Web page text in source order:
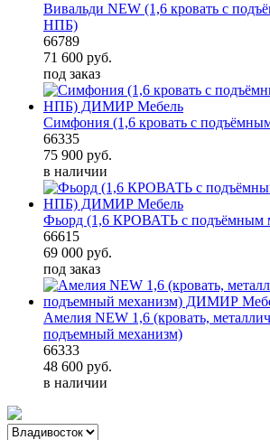
Вивальди NEW (1,6 кровать с
НПБ)
66789
71 600 руб.
под заказ
Симфония (1,6 кровать с
66335
75 900 руб.
в наличии
Фьорд (1,6 КРОВАТЬ с подъёмным
66615
69 000 руб.
под заказ
Амелия NEW 1,6 (кровать,
подъемный механизм)
66333
48 600 руб.
в наличии